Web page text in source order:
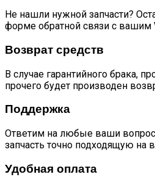
Не нашли нужной запчасти?
форме обратной связи с вашим
Возврат средств
В случае гарантийного брака,
прочего будет производен
Поддержка
Ответим на любые ваши
запчасть точно подходящую на
Удобная оплата